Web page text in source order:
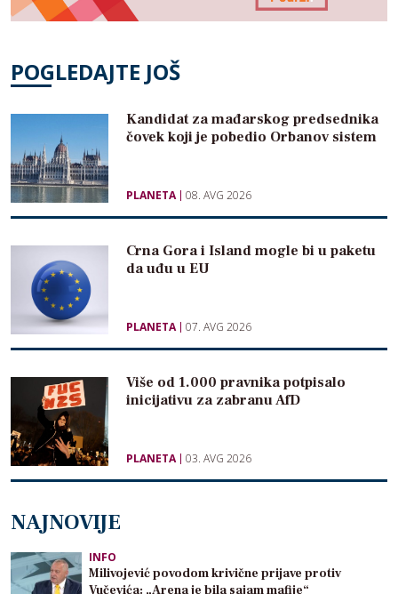
POGLEDAJTE JOŠ
Kandidat za mađarskog predsednika
čovek koji je pobedio Orbanov sistem
PLANETA 08. AVG 2026
Crna Gora i Island mogle bi u paketu
da uđu u EU
PLANETA 07. AVG 2026
Više od 1.000 pravnika potpisalo
inicijativu za zabranu AfD
PLANETA 03. AVG 2026
NAJNOVIJE
INFO
Milivojević povodom krivične prijave protiv
Vučevića: „Arena je bila sajam mafije“